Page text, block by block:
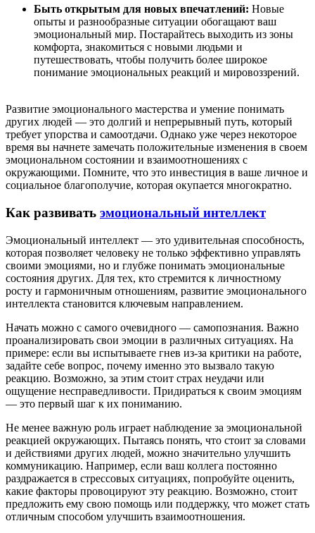
Быть открытым для новых впечатлений: Новые
опыты и разнообразные ситуации обогащают ваш
эмоциональный мир. Постарайтесь выходить из зоны
комфорта, знакомиться с новыми людьми и
путешествовать, чтобы получить более широкое
понимание эмоциональных реакций и мировоззрений.
Развитие эмоционального мастерства и умение понимать
других людей — это долгий и непрерывный путь, который
требует упорства и самоотдачи. Однако уже через некоторое
время вы начнете замечать положительные изменения в своем
эмоциональном состоянии и взаимоотношениях с
окружающими. Помните, что это инвестиция в ваше личное и
социальное благополучие, которая окупается многократно.
Как развивать эмоциональный интеллект
Эмоциональный интеллект — это удивительная способность,
которая позволяет человеку не только эффективно управлять
своими эмоциями, но и глубже понимать эмоциональные
состояния других. Для тех, кто стремится к личностному
росту и гармоничным отношениям, развитие эмоционального
интеллекта становится ключевым направлением.
Начать можно с самого очевидного — самопознания. Важно
проанализировать свои эмоции в различных ситуациях. На
примере: если вы испытываете гнев из-за критики на работе,
задайте себе вопрос, почему именно это вызвало такую
реакцию. Возможно, за этим стоит страх неудачи или
ощущение несправедливости. Придираться к своим эмоциям
— это первый шаг к их пониманию.
Не менее важную роль играет наблюдение за эмоциональной
реакцией окружающих. Пытаясь понять, что стоит за словами
и действиями других людей, можно значительно улучшить
коммуникацию. Например, если ваш коллега постоянно
раздражается в стрессовых ситуациях, попробуйте оценить,
какие факторы провоцируют эту реакцию. Возможно, стоит
предложить ему свою помощь или поддержку, что может стать
отличным способом улучшить взаимоотношения.